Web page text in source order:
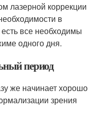
лазерной коррекции
в
все необходимы
одного дня.
период
же начинает хорошо
зрения